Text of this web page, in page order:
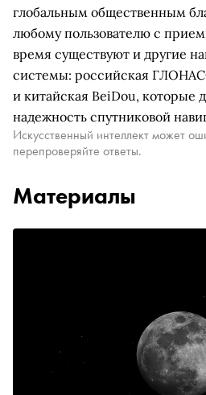
глобальным общественным
любому пользователю с
время существуют и другие
системы: российская
и китайская BeiDou,
надежность спутниковой
Искусственный интеллект может
перепроверяйте ответы.
Материалы